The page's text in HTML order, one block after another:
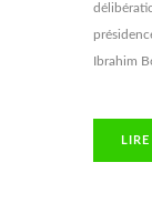
Ibrahim